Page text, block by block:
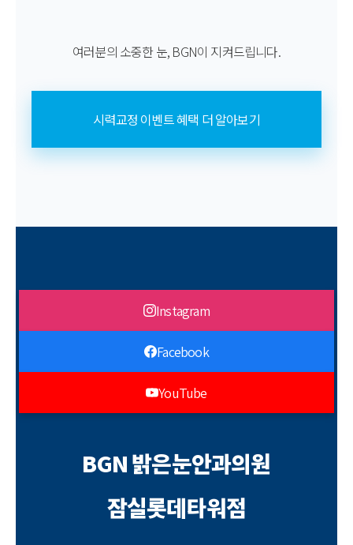
여러분의 소중한 눈, BGN이 지켜드립니다.
시력교정 이벤트 혜택 더 알아보기
Instagram
Facebook
YouTube
BGN 밝은눈안과의원
잠실롯데타워점